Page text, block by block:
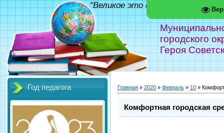
городского
Героя
"Великое это дело - школа!"
Год педагога Главная » 2020 » Февраль » 10 »
Комфортная городская